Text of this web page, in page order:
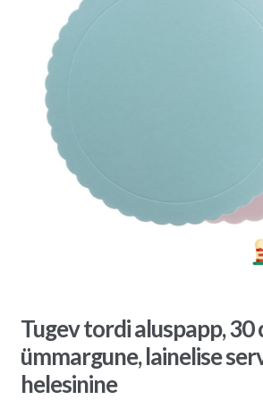
Tugev tordi aluspapp, 30
ümmargune, lainelise
helesinine